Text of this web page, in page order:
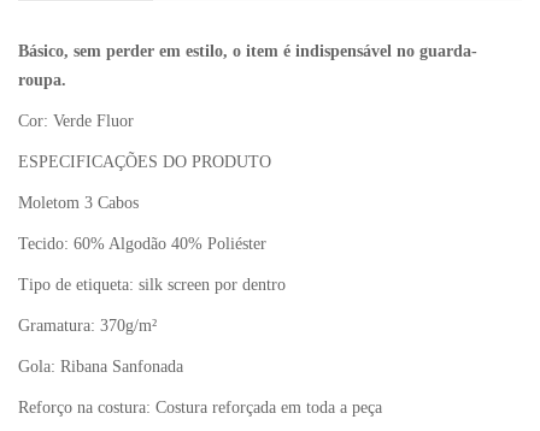
Básico, sem perder em estilo, o item é indispensável no guarda-
roupa.
Cor: Verde Fluor
ESPECIFICAÇÕES DO PRODUTO
Moletom 3 Cabos
Tecido: 60% Algodão 40% Poliéster
Tipo de etiqueta: silk screen por dentro
Gramatura: 370g/m²
Gola: Ribana Sanfonada
Reforço na costura: Costura reforçada em toda a peça